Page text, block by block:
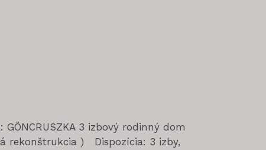
3 izbový rodinný dom
rekonštrukcia ) Dispozícia: 3 izby,